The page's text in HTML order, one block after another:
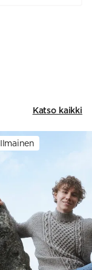
Katso kaikki
Ilmainen